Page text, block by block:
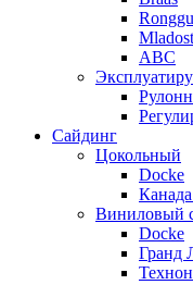
Mladost
ABC
Сайдинг
Цокольный
Docke
Виниловый
Docke
Гранд